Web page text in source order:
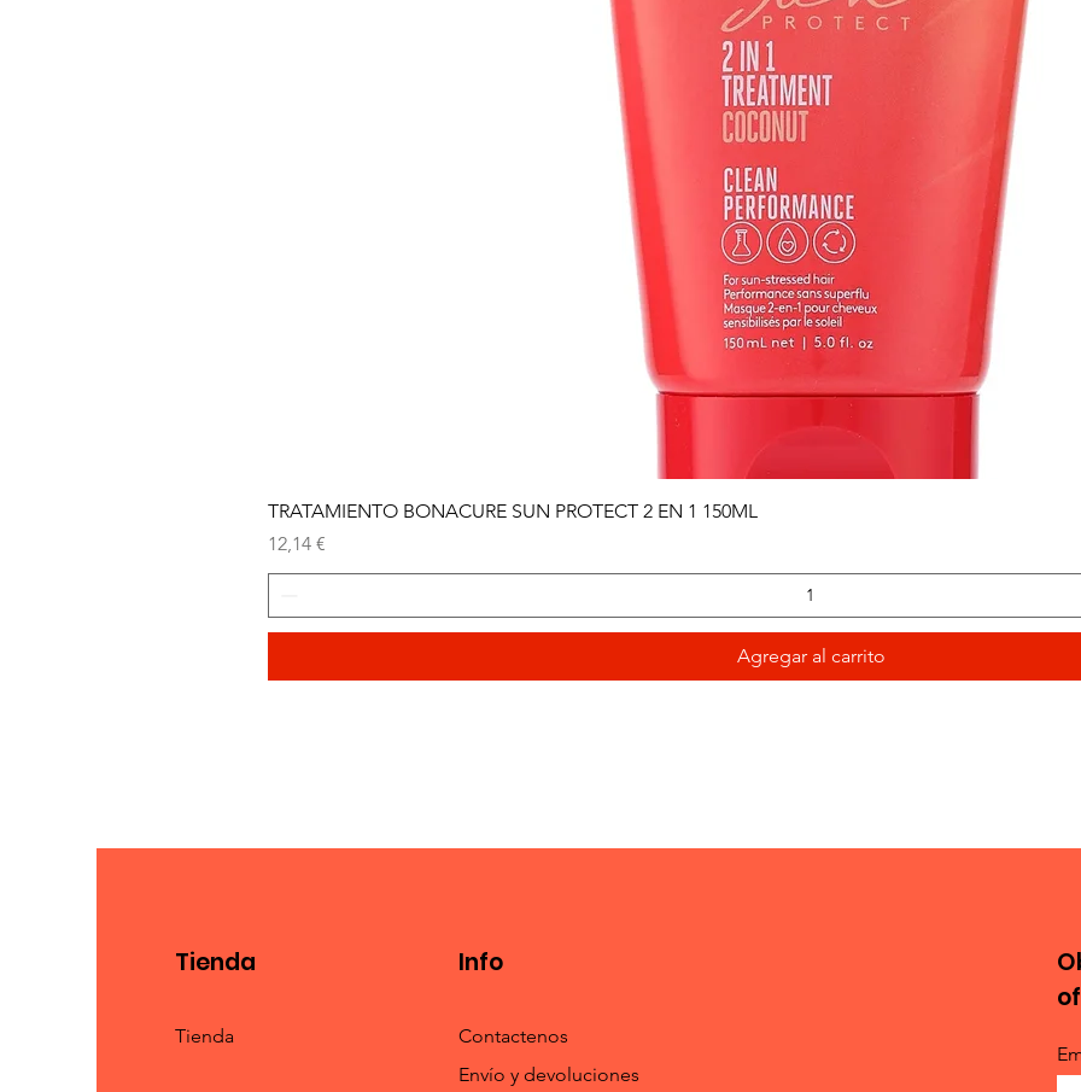
TRATAMIENTO BONACURE SUN PROTECT 2 EN 1 150ML
Precio
12,14 €
Agregar al carrito
Tienda
Tienda
Info
Contactenos
Envío y devoluciones